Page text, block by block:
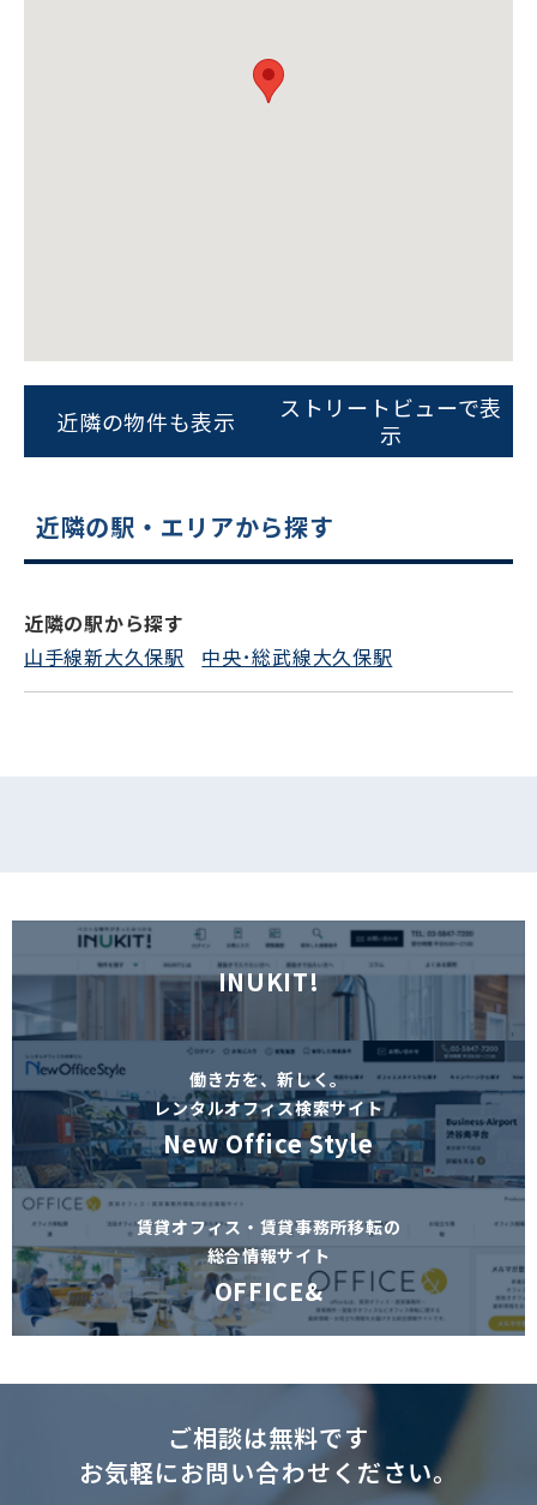
0120-620-213
近隣の物件も表示
ストリートビューで表
示
近隣の駅・エリアから探す
近隣の駅から探す
山手線新大久保駅
中央･総武線大久保駅
INUKIT!
働き方を、新しく。
レンタルオフィス検索サイト
New Office Style
賃貸オフィス・賃貸事務所移転の
総合情報サイト
OFFICE&
ご相談は無料です
お気軽にお問い合わせください。